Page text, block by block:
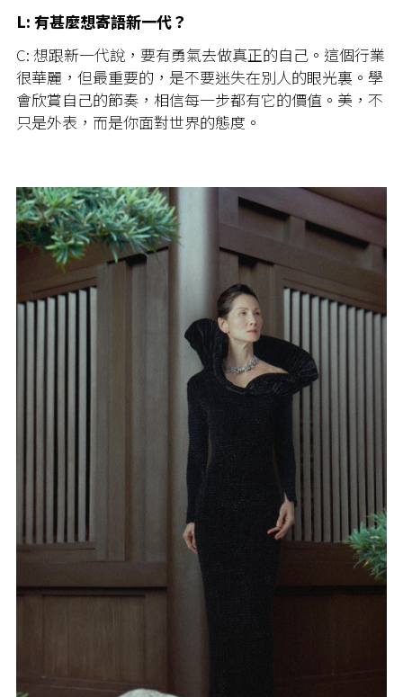
L: 有甚麼想寄語新一代？
C: 想跟新一代說，要有勇氣去做真正的自己。這個行業
很華麗，但最重要的，是不要迷失在別人的眼光裏。學
會欣賞自己的節奏，相信每一步都有它的價值。美，不
只是外表，而是你面對世界的態度。